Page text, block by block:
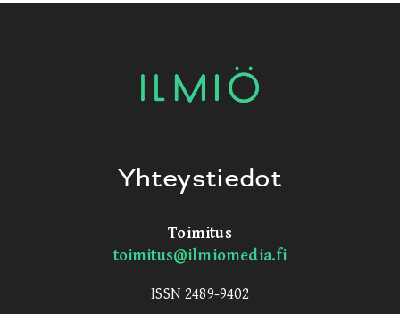
Yhteystiedot
Toimitus
toimitus@ilmiomedia.fi
ISSN 2489-9402